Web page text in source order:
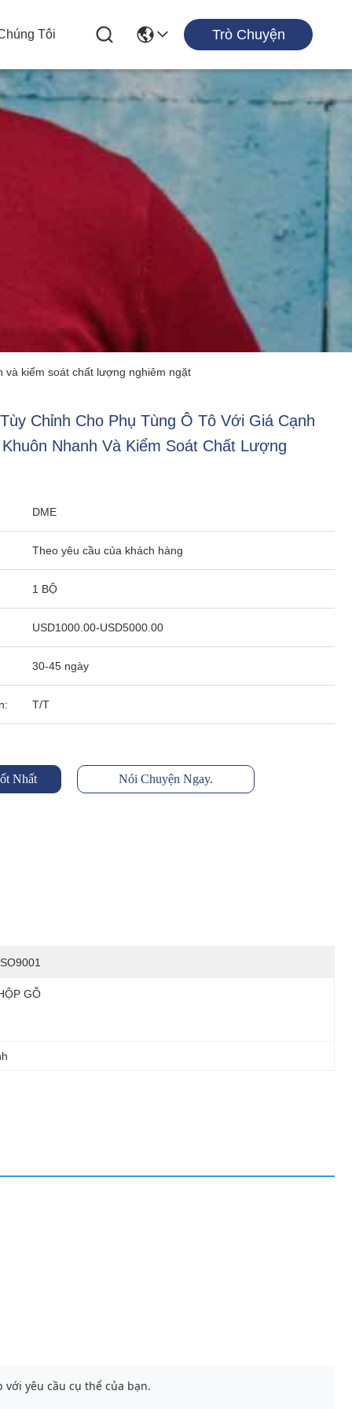
Tôi Trò Chuyện
và kiểm soát chất lượng nghiêm ngặt
Chỉnh Cho Phụ Tùng Ô Tô Với Giá Cạnh
Nhanh Và Kiểm Soát Chất Lượng
DME
Theo yêu cầu của khách hàng
1 BỘ
USD1000.00-USD5000.00
30-45 ngày
T/T
Nhất Nói Chuyện Ngay.
GỖ
yêu cầu cụ thể của bạn.